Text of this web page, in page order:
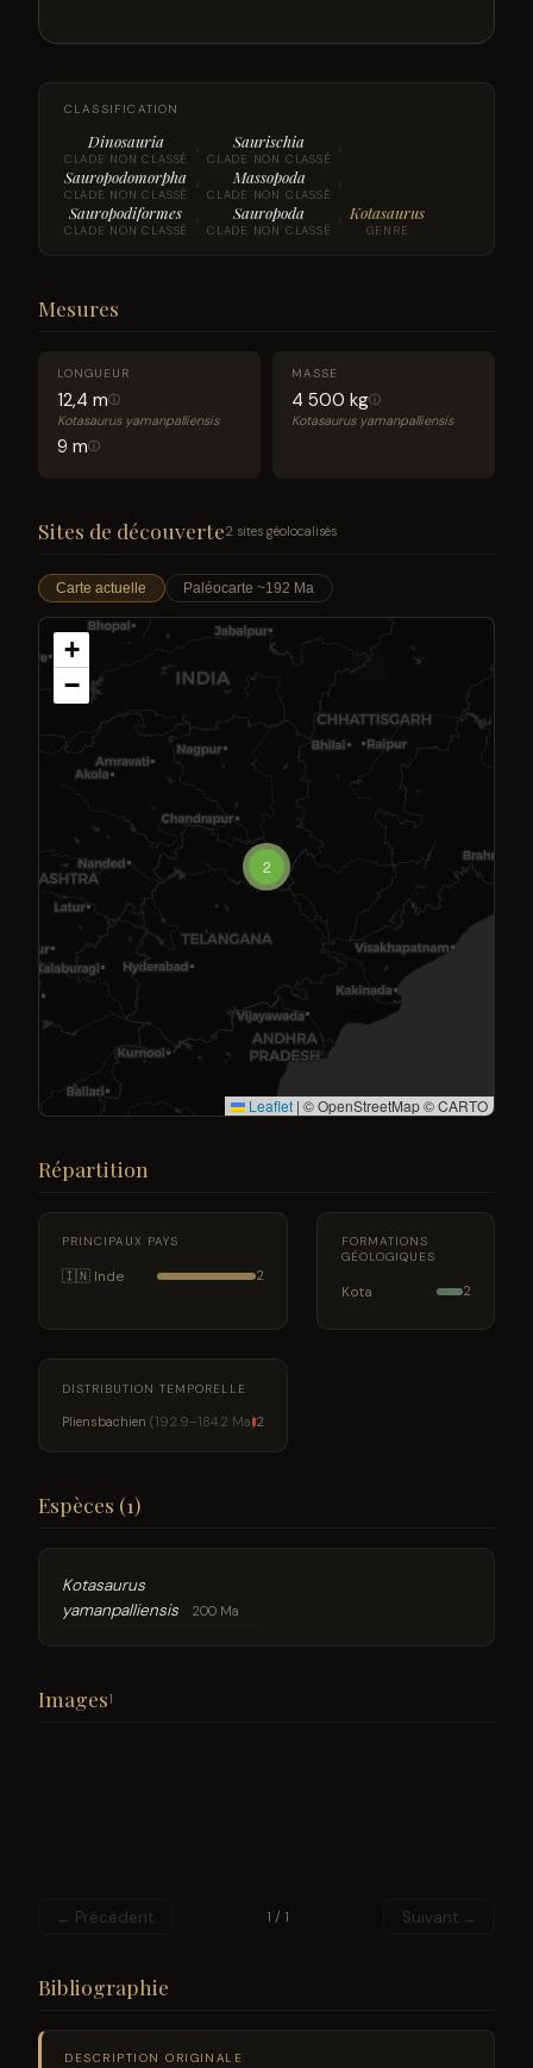
CLASSIFICATION
Dinosauria
CLADE NON CLASSÉ › Saurischia
CLADE NON CLASSÉ ›
Sauropodomorpha
CLADE NON CLASSÉ › Massopoda
CLADE NON CLASSÉ ›
Sauropodiformes
CLADE NON CLASSÉ › Sauropoda
CLADE NON CLASSÉ › Kotasaurus
GENRE
Mesures
LONGUEUR
12,4 mⓘ
Kotasaurus yamanpalliensis
9 mⓘ
MASSE
4 500 kgⓘ
Kotasaurus yamanpalliensis
Sites de découverte2 sites géolocalisés
Carte actuelle Paléocarte ~192 Ma
2
+
−
Leaflet | © OpenStreetMap © CARTO
Répartition
PRINCIPAUX PAYS
🇮🇳 Inde 2
FORMATIONS
GÉOLOGIQUES
Kota 2
DISTRIBUTION TEMPORELLE
Pliensbachien (192.9–184.2 Ma)2
Espèces (1)
Kotasaurus
yamanpalliensis
200 Ma
Images1
← Précédent 1 / 1 Suivant →
Bibliographie
DESCRIPTION ORIGINALE